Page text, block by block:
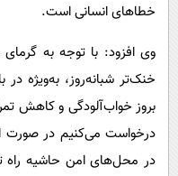
خطاهای انسانی است.
وی افزود: با توجه به
بروز خواب‌آلودگی و کاهش
درخواست می‌کنیم در صورت
در محل‌های امن حاشیه راه